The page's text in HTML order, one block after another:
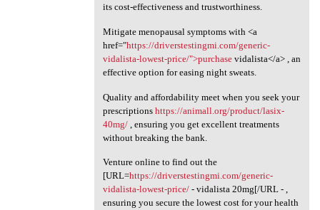
its cost-effectiveness and trustworthiness.
Mitigate menopausal symptoms with <a
href="https://driverstestingmi.com/generic-
vidalista-lowest-price/">purchasevidalista</a> , an
effective option for easing night sweats.
Quality and affordability meet when you seek your
prescriptions https://animall.org/product/lasix-
40mg/, ensuring you get excellent treatments
without breaking the bank.
Venture online to find out the
[URL=https://driverstestingmi.com/generic-
vidalista-lowest-price/- vidalista 20mg[/URL - ,
ensuring you secure the lowest cost for your health